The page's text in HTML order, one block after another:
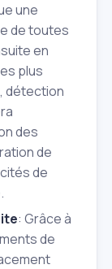
une
de toutes
en
plus
détection
des
de
de
: Grâce à
de